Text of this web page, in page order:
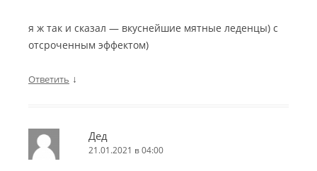
я ж так и сказал — вкуснейшие мятные леденцы) с
отсроченным эффектом)
Ответить ↓
Дед
21.01.2021 в 04:00